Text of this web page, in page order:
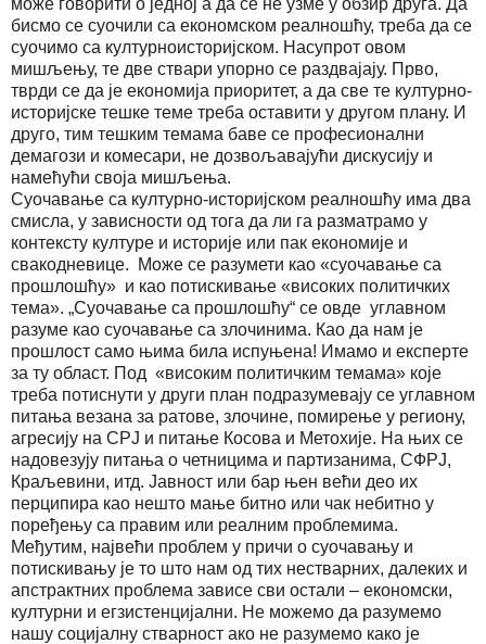
бисмо се суочили са економском реалношћу, треба да се
суочимо са културноисторијском. Насупрот овом
мишљeњу, те две ствари упорно се раздвајају. Прво,
тврди се да је економија приоритет, а да све те културно-
историјске тешке теме треба оставити у другом плану. И
друго, тим тешким темама баве се професионални
демагози и комесари, не дозвољавајући дискусију и
намећући своја мишљења.
Суочавање са културно-историјском реалношћу има два
смисла, у зависности од тога да ли га разматрамо у
контексту културе и историје или пак економије и
свакодневице. Може се разумети као «суочавање са
прошлошћу» и као потискивање «високих политичких
тема». „Суочавање са прошлошћу“ се овде углавном
разуме као суочавање са злочинима. Као да нам је
прошлост само њима била испуњена! Имамо и експерте
за ту област. Под «високим политичким темама» које
треба потиснути у други план подразумевају се углавном
питања везана за ратове, злочине, помирење у региону,
агресију на СРЈ и питање Косова и Метохије. На њих се
надовезују питања о четницима и партизанима, СФРЈ,
Краљевини, итд. Јавност или бар њен већи део их
перципира као нешто мање битно или чак небитно у
поређењу са правим или реалним проблемима.
Међутим, највећи проблем у причи о суочавању и
потискивању је то што нам од тих нестварних, далеких и
апстрактних проблема зависе сви остали – економски,
културни и егзистенцијални. Не можемо да разумемо
нашу социјалну стварност ако не разумемо како је